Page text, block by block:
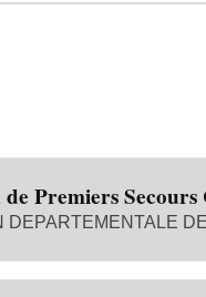
de Premiers
DEPARTEMENTALE